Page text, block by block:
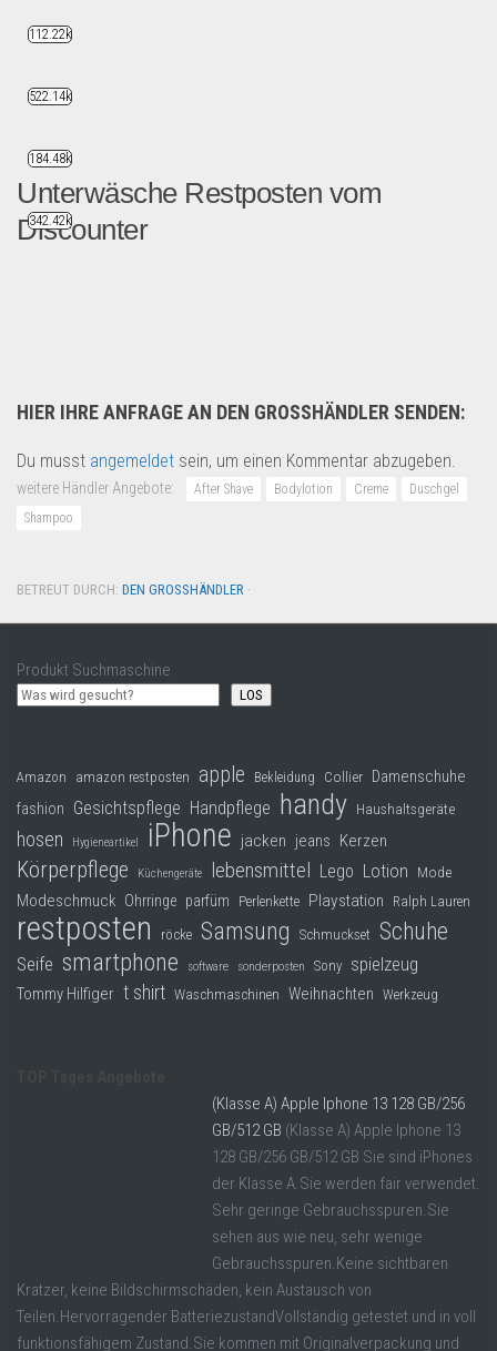
Unterwäsche Restposten vom
Discounter
HIER IHRE ANFRAGE AN DEN GROSSHÄNDLER SENDEN:
Du musst angemeldet sein, um einen Kommentar abzugeben.
weitere Händler Angebote: After Shave Bodylotion Creme
Duschgel
Shampoo
BETREUT DURCH: DEN GROSSHÄNDLER ·
Produkt Suchmaschine
LOS
Amazon amazon restposten apple Bekleidung Collier Damenschuhe
fashion Gesichtspflege Handpflege handy Haushaltsgeräte
hosen Hygieneartikel iPhone jacken jeans Kerzen
Körperpflege Küchengeräte lebensmittel Lego Lotion Mode
Modeschmuck Ohrringe parfüm Perlenkette Playstation Ralph Lauren
restposten röcke Samsung Schmuckset Schuhe
Seife smartphone software sonderposten Sony spielzeug
Tommy Hilfiger t shirt Waschmaschinen Weihnachten Werkzeug
(Klasse A) Apple Iphone 13 128 GB/256
GB/512 GB (Klasse A) Apple Iphone 13
128 GB/256 GB/512 GB Sie sind iPhones
der Klasse A.Sie werden fair verwendet.
Sehr geringe Gebrauchsspuren.Sie
sehen aus wie neu, sehr wenige
Gebrauchsspuren.Keine sichtbaren
Kratzer, keine Bildschirmschäden, kein Austausch von
Teilen.Hervorragender BatteriezustandVollständig getestet und in voll
funktionsfähigem Zustand.Sie kommen mit Originalverpackung und
112.22k
522.14k
184.48k
342.42k